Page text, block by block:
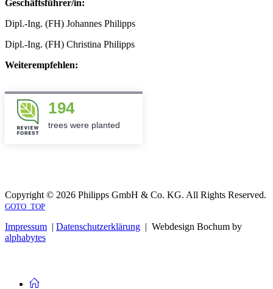
Geschäftsführer/in:
Dipl.-Ing. (FH) Johannes Philipps
Dipl.-Ing. (FH) Christina Philipps
Weiterempfehlen:
194
trees were planted
Copyright © 2026 Philipps GmbH & Co. KG. All Rights Reserved.
GOTO_TOP
Impressum | Datenschutzerklärung | Webdesign Bochum by
alphabytes